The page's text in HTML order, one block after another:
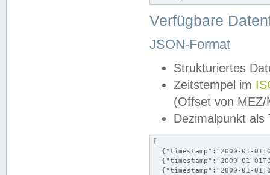
Verfügbare
JSON-Format
Strukturiertes
Zeitstempel im
(Offset von MEZ/
Dezimalpunkt als
[
{"timestamp":"2000-01-
{"timestamp":"2000-01-
{"timestamp":"2000-01-